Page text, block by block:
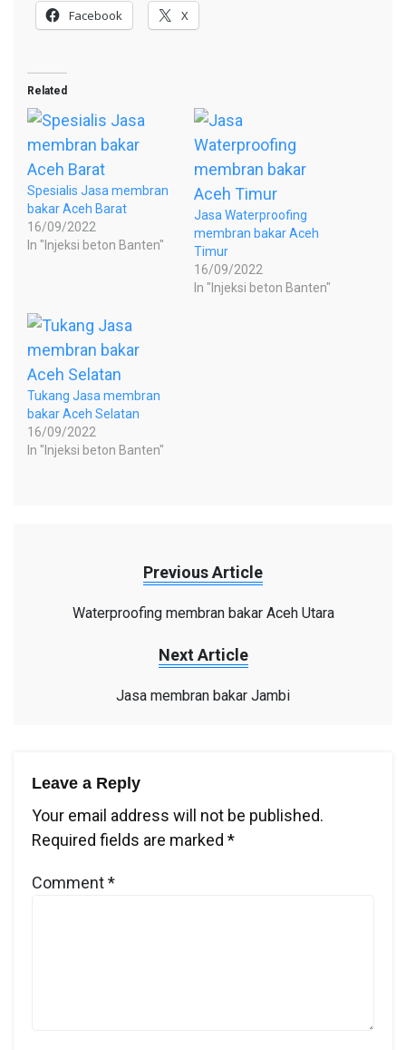
Facebook X
Related
Spesialis Jasa membran
bakar Aceh Barat
16/09/2022
In "Injeksi beton Banten"
Jasa Waterproofing
membran bakar Aceh
Timur
16/09/2022
In "Injeksi beton Banten"
Tukang Jasa membran
bakar Aceh Selatan
16/09/2022
In "Injeksi beton Banten"
Previous Article
Waterproofing membran bakar Aceh Utara
Next Article
Jasa membran bakar Jambi
Leave a Reply
Your email address will not be published.
Required fields are marked *
Comment*